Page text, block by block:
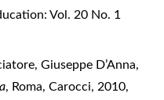
Vol. 20 No. 1
Giuseppe D’Anna,
, Roma, Carocci, 2010,